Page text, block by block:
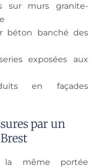
sur murs granite-
béton banché des
exposées aux
en façades
par un
la même portée